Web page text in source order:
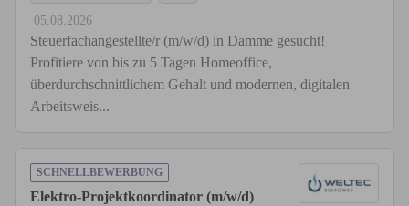
05.08.2026
Steuerfachangestellte/r (m/w/d) in Damme gesucht!
Profitiere von bis zu 5 Tagen Homeoffice,
überdurchschnittlichem Gehalt und modernen, digitalen
Arbeitsweis...
SCHNELLBEWERBUNG
Elektro-Projektkoordinator (m/w/d)